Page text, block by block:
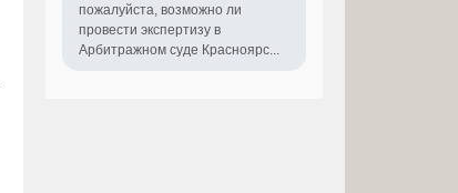
пожалуйста, возможно ли
провести экспертизу в
Арбитражном суде Красноярс...